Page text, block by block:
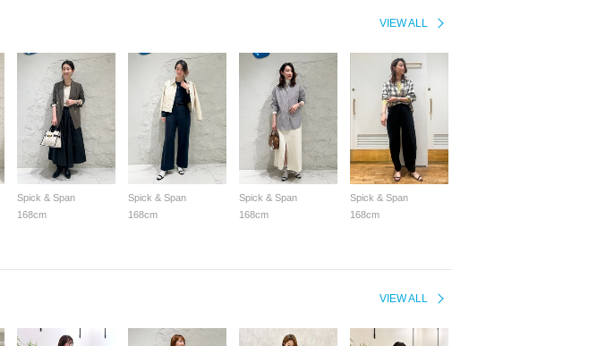
VIEW ALL
Spick & Span
168cm
Spick & Span
168cm
Spick & Span
168cm
Spick & Span
168cm
VIEW ALL